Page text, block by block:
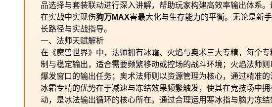
品选择与套装联动进行深入讲解，帮助玩家构建高效率输出体系
在实战中实现伤狗万MAX害最大化与生存能力的平衡。无论是新
长路径与实战指导。
一、法师天赋解析
在《魔兽世界》中，法师拥有冰霜、火焰与奥术三大专精，每个
制与稳定输出，适合需要频繁移动或控场的战斗环境；火焰法师
爆发窗口的输出任务；奥术法师则以资源管理为核心，通过精准的
冰霜专精的优势在于减速与冻结效果频繁触发，使其在竞技场中
动，是冰法输出循环的核心所在。通过合理运用寒冰指与脑力冻